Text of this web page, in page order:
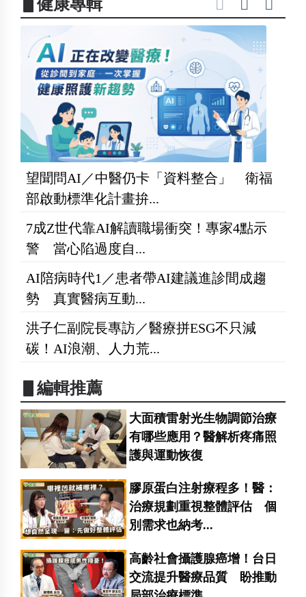
望聞問AI／中醫仍卡「資料整合」 衛福
部啟動標準化計畫拚...
7成Z世代靠AI解讀職場衝突！專家4點示
警 當心陷過度自...
AI陪病時代1／患者帶AI建議進診間成趨
勢 真實醫病互動...
洪子仁副院長專訪／醫療拼ESG不只減
碳！AI浪潮、人力荒...
▋編輯推薦
大面積雷射光生物調節治療
有哪些應用？醫解析疼痛照
護與運動恢復
膠原蛋白注射療程多！醫：
治療規劃重視整體評估 個
別需求也納考...
高齡社會攝護腺癌增！台日
交流提升醫療品質 盼推動